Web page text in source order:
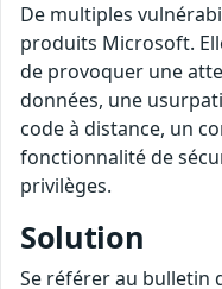
De multiples
produits Microsoft.
de provoquer une
données, une
code à distance, un
fonctionnalité de
privilèges.
Solution
Se référer au bulletin